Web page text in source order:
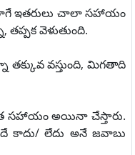
ఇతరులు చాలా సహాయం
వెళుతుంది.
వస్తుంది, మిగతాది
సహాయం అయినా చేస్తారు.
కాదు/ లేదు అనే జవాబు